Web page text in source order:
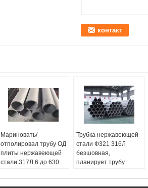
Мариновать/
отполировал трубу ОД
плиты нержавеющей
стали 317Л 6 до 630
Название продукта:
Трубка нержавеющей
стали Ф321 316Л
безшовная,
планирует трубу
80